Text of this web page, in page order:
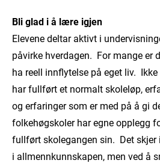
Bli glad i å lære igjen
Elevene deltar aktivt i
påvirke hverdagen. For mange er
ha reell innflytelse på eget liv.
har fullført et normalt skoleløp,
og erfaringer som er med på å gi
folkehøgskoler har egne opplegg
fullført skolegangen sin. Det skjer
i allmennkunnskapen, men ved å